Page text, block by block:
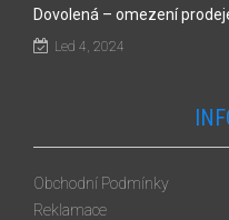
Dovolená – omezení
Led 4, 2024
Obchodní Podmínky
Reklamace